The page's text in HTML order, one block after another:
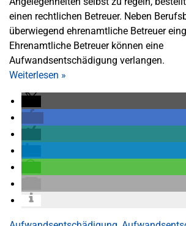
einen rechtlichen Betreuer. Neben
überwiegend ehrenamtliche Betreuer
Ehrenamtliche Betreuer können eine
Aufwandsentschädigung verlangen.
Weiterlesen »